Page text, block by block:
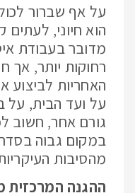
על אף שברור
הוא חיוני, לעתים
מדובר בעבודת
רחוקות יותר, אך
האחריות לביצוע
על ועד הבית, על
גורם אחר, חשוב
במקום גבוה
מהסיבות
ההגנה המרכזית